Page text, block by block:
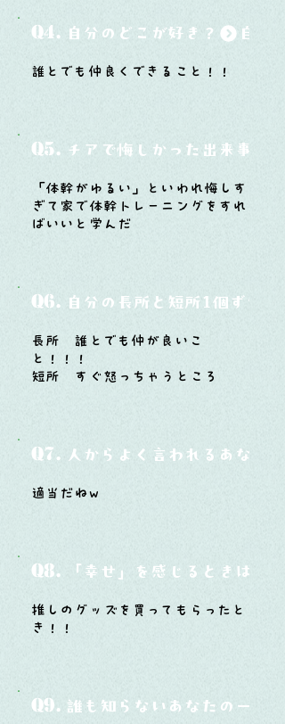
Q4. 自分のどこが好き？
誰とでも仲良くできること！！
Q5. チアで悔しかった出来事と
「体幹がゆるい」といわれ悔しす
ぎて家で体幹トレーニングをすれ
ばいいと学んだ
Q6. 自分の長所と短所1個ずつ
長所 誰とでも仲が良いこ
と！！！
短所 すぐ怒っちゃうところ
Q7. 人からよく言われるあなたの
適当だねw
Q8. 「幸せ」を感じるときはどん
推しのグッズを買ってもらったと
き！！
Q9. 誰も知らないあなたの一面は